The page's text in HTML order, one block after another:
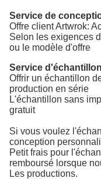
Service de
Offre client Artwrok:
Selon les exigences
ou le modèle d'offre
Service d'échantillon
Offrir un échantillon
production en série
L'échantillon sans
gratuit
Si vous voulez
conception
Petit frais pour
remboursé lorsque
Les productions.